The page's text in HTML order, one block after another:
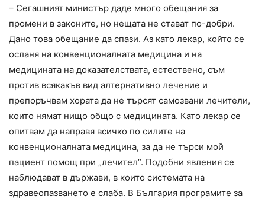
– Сегашният министър даде много обещания за
промени в законите, но нещата не стават по-добри.
Дано това обещание да спази. Аз като лекар, който се
осланя на конвенционалната медицина и на
медицината на доказателствата, естествено, съм
против всякакъв вид алтернативно лечение и
препоръчвам хората да не търсят самозвани лечители,
които нямат нищо общо с медицината. Като лекар се
опитвам да направя всичко по силите на
конвенционалната медицина, за да не търси мой
пациент помощ при „лечител”. Подобни явления се
наблюдават в държави, в които системата на
здравеопазването е слаба. В България програмите за